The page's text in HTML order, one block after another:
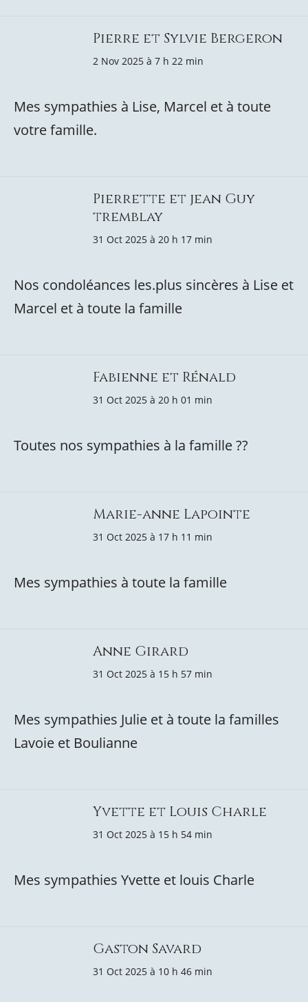
Pierre et Sylvie Bergeron
2 Nov 2025 à 7 h 22 min
Mes sympathies à Lise, Marcel et à toute
votre famille.
Pierrette et jean Guy
tremblay
31 Oct 2025 à 20 h 17 min
Nos condoléances les.plus sincères à Lise et
Marcel et à toute la famille
Fabienne et Rénald
31 Oct 2025 à 20 h 01 min
Toutes nos sympathies à la famille ?️?
Marie-anne Lapointe
31 Oct 2025 à 17 h 11 min
Mes sympathies à toute la famille
Anne Girard
31 Oct 2025 à 15 h 57 min
Mes sympathies Julie et à toute la familles
Lavoie et Boulianne
Yvette et Louis Charle
31 Oct 2025 à 15 h 54 min
Mes sympathies Yvette et louis Charle
Gaston Savard
31 Oct 2025 à 10 h 46 min